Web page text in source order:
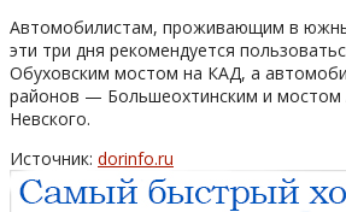
Автомобилистам, проживающим в
эти три дня рекомендуется
Обуховским мостом на КАД, а
районов — Большеохтинским и мостом
Невского.
Источник: dorinfo.ru